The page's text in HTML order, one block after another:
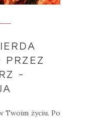
PRZEZ
-
Twoim życiu. Po